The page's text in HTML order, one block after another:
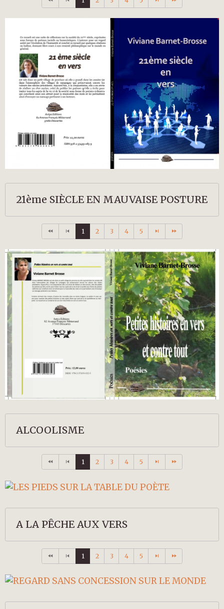
21ème SIÈCLE EN MAUVAISE POSTURE
1 2 3 4 5
ALCOOLISME
1 2 3 4 5
A LA PÊCHE AUX VERS
1 2 3 4 5